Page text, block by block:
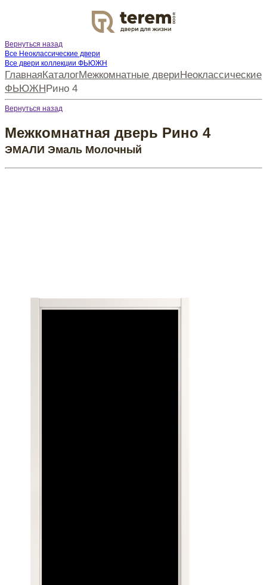
DOOR
Вернуться назад
Все Неоклассические двери
Все двери коллекции ФЬЮЖН
Главная КаталогМежкомнатные двери Неоклассические
ФЬЮЖН Рино 4
Вернуться назад
Межкомнатная дверь Рино 4
ЭМАЛИ Эмаль Молочный